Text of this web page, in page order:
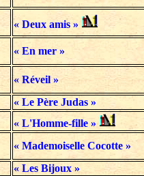
« Deux amis »
« En mer »
« Réveil »
« Le Père Judas »
« L'Homme-fille »
« Mademoiselle Cocotte »
« Les Bijoux »